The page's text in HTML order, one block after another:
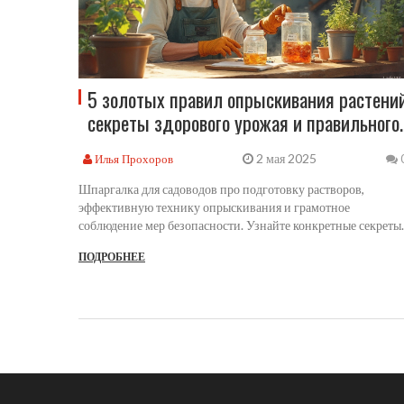
5 золотых правил опрыскивания
секреты здорового урожая и правильного
Илья Прохоров 2 мая 2025
Шпаргалка для садоводов про подготовку растворов,
эффективную технику опрыскивания и грамотное
соблюдение мер безопасности. Узнайте конкретные секреты,
урожайность вашего сада. Все шаги — максимально просто и
ПОДРОБНЕЕ